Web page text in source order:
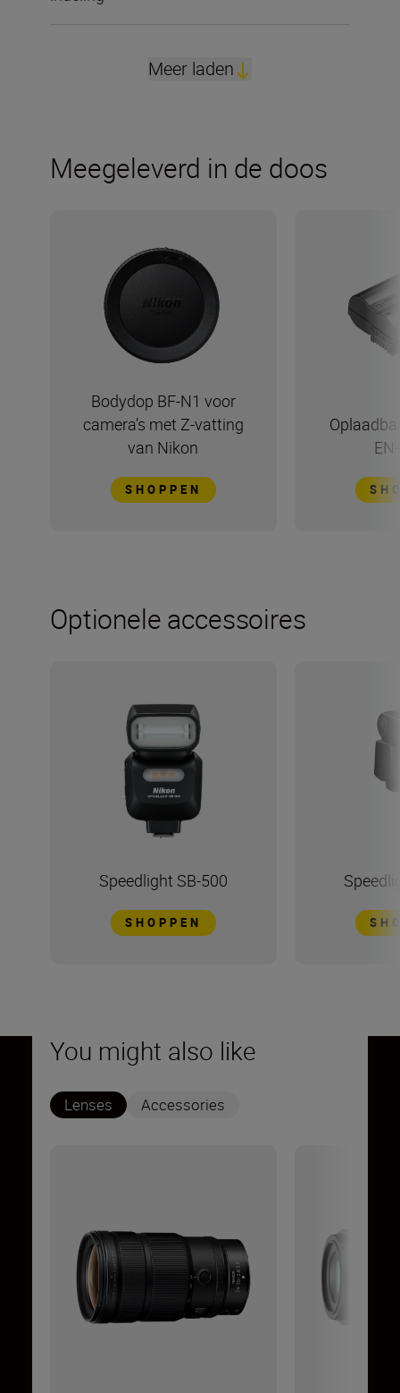
Meer laden
Meegeleverd in de doos
Bodydop BF-N1 voor
camera’s met Z-vatting
van Nikon
SHOPPEN
Optionele accessoires
Speedlight SB-500
SHOPPEN
You might also like
Lenses Accessories